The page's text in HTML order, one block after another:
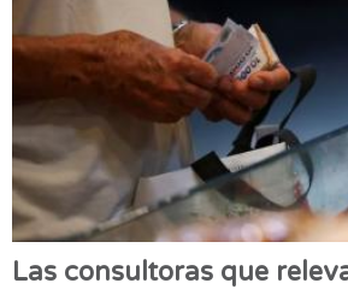
Las consultoras que